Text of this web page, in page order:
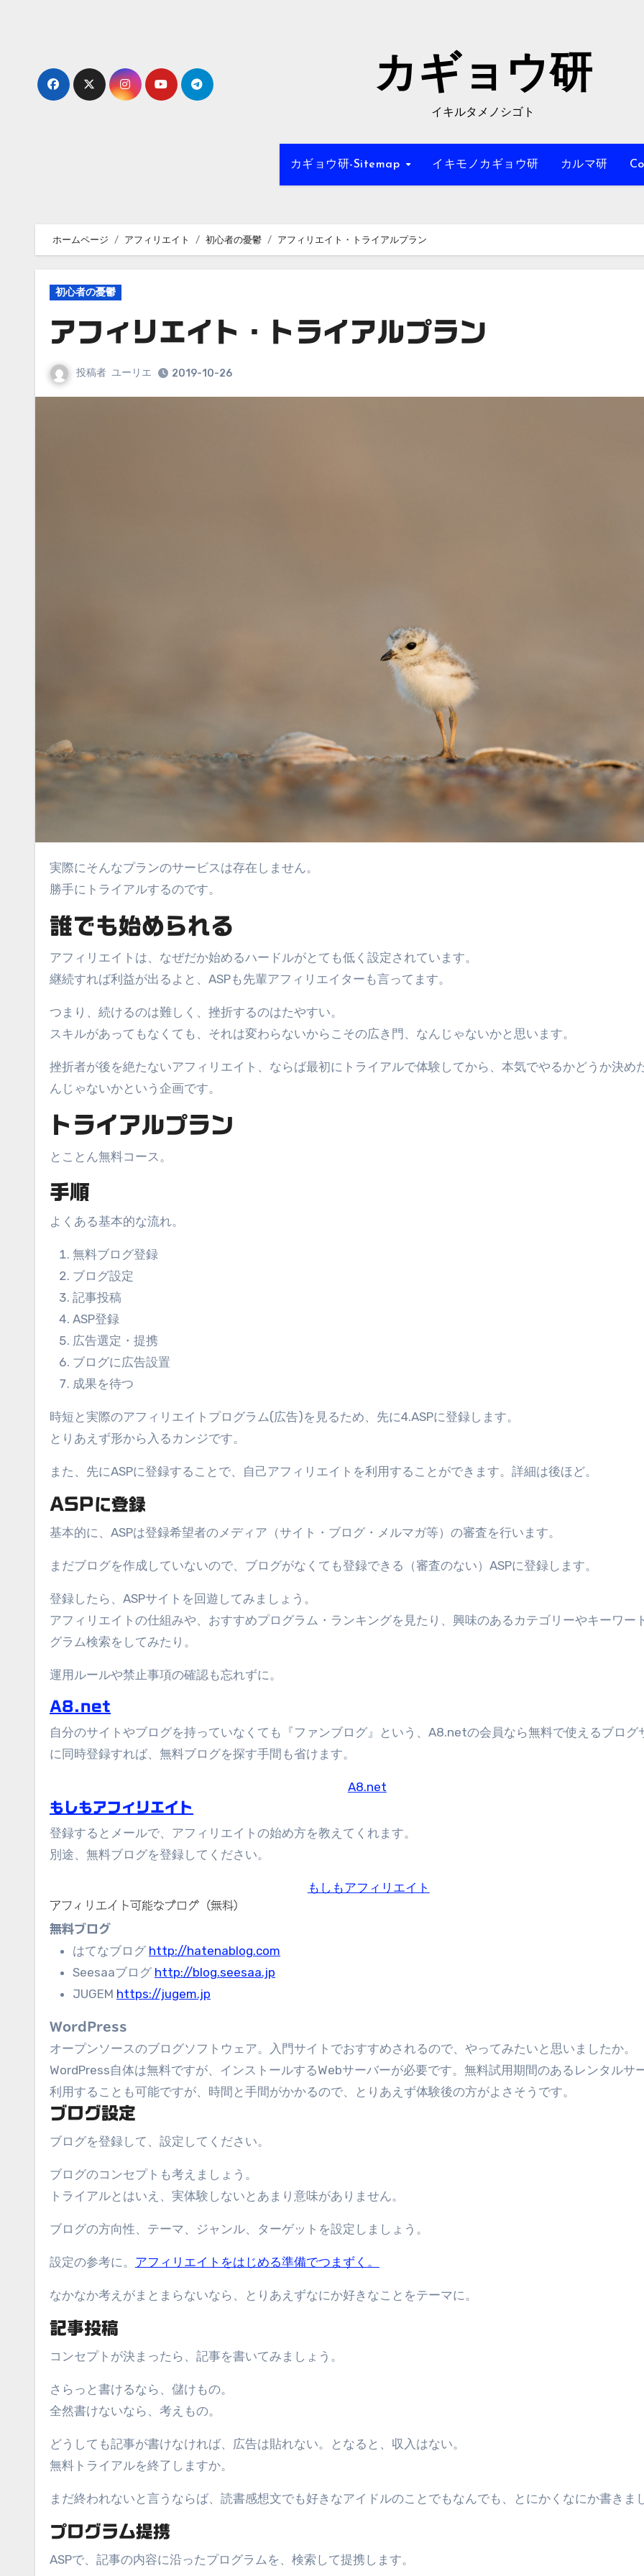
カギョウ研
イキルタメノシゴト
カギョウ研-Sitemap イキモノカギョウ研 カルマ研
ホームページ アフィリエイト 初心者の憂鬱 アフィリエイト・トライアルプラン
初心者の憂鬱
アフィリエイト・トライアルプラン
投稿者 ユーリエ 2019-10-26
実際にそんなプランのサービスは存在しません。
勝手にトライアルするのです。
誰でも始められる
アフィリエイトは、なぜだか始めるハードルがとても低く設定されています。
継続すれば利益が出るよと、ASPも先輩アフィリエイターも言ってます。
つまり、続けるのは難しく、挫折するのはたやすい。
スキルがあってもなくても、それは変わらないからこその広き門、なんじゃないかと思います。
挫折者が後を絶たないアフィリエイト、ならば最初にトライアルで体験してから、本気でやるかどうか決め
んじゃないかという企画です。
トライアルプラン
とことん無料コース。
手順
よくある基本的な流れ。
無料ブログ登録
ブログ設定
記事投稿
ASP登録
広告選定・提携
ブログに広告設置
成果を待つ
時短と実際のアフィリエイトプログラム(広告)を見るため、先に4.ASPに登録します。
とりあえず形から入るカンジです。
また、先にASPに登録することで、自己アフィリエイトを利用することができます。詳細は後ほど。
ASPに登録
基本的に、ASPは登録希望者のメディア（サイト・ブログ・メルマガ等）の審査を行います。
まだブログを作成していないので、ブログがなくても登録できる（審査のない）ASPに登録します。
登録したら、ASPサイトを回遊してみましょう。
アフィリエイトの仕組みや、おすすめプログラム・ランキングを見たり、興味のあるカテゴリーやキーワー
グラム検索をしてみたり。
運用ルールや禁止事項の確認も忘れずに。
A8.net
自分のサイトやブログを持っていなくても『ファンブログ』という、A8.netの会員なら無料で使えるブログ
に同時登録すれば、無料ブログを探す手間も省けます。
A8.net
もしもアフィリエイト
登録するとメールで、アフィリエイトの始め方を教えてくれます。
別途、無料ブログを登録してください。
もしもアフィリエイト
アフィリエイト可能なブログ（無料）
無料ブログ
はてなブログ http://hatenablog.com
Seesaaブログ http://blog.seesaa.jp
JUGEM https://jugem.jp
WordPress
オープンソースのブログソフトウェア。入門サイトでおすすめされるので、やってみたいと思いましたか。
WordPress自体は無料ですが、インストールするWebサーバーが必要です。無料試用期間のあるレンタルサ
利用することも可能ですが、時間と手間がかかるので、とりあえず体験後の方がよさそうです。
ブログ設定
ブログを登録して、設定してください。
ブログのコンセプトも考えましょう。
トライアルとはいえ、実体験しないとあまり意味がありません。
ブログの方向性、テーマ、ジャンル、ターゲットを設定しましょう。
設定の参考に。 アフィリエイトをはじめる準備でつまずく。
なかなか考えがまとまらないなら、とりあえずなにか好きなことをテーマに。
記事投稿
コンセプトが決まったら、記事を書いてみましょう。
さらっと書けるなら、儲けもの。
全然書けないなら、考えもの。
どうしても記事が書けなければ、広告は貼れない。となると、収入はない。
無料トライアルを終了しますか。
まだ終われないと言うならば、読書感想文でも好きなアイドルのことでもなんでも、とにかくなにか書きま
プログラム提携
ASPで、記事の内容に沿ったプログラムを、検索して提携します。